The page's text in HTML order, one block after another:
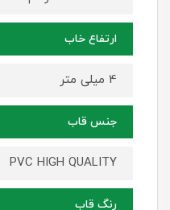
ارتفاع خاب
4 میلی متر
جنس قاب
PVC HIGH QUALITY
رنگ قاب